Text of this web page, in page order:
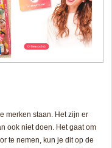
merken staan. Het zijn er
ook niet doen. Het gaat om
te nemen, kun je dit op de